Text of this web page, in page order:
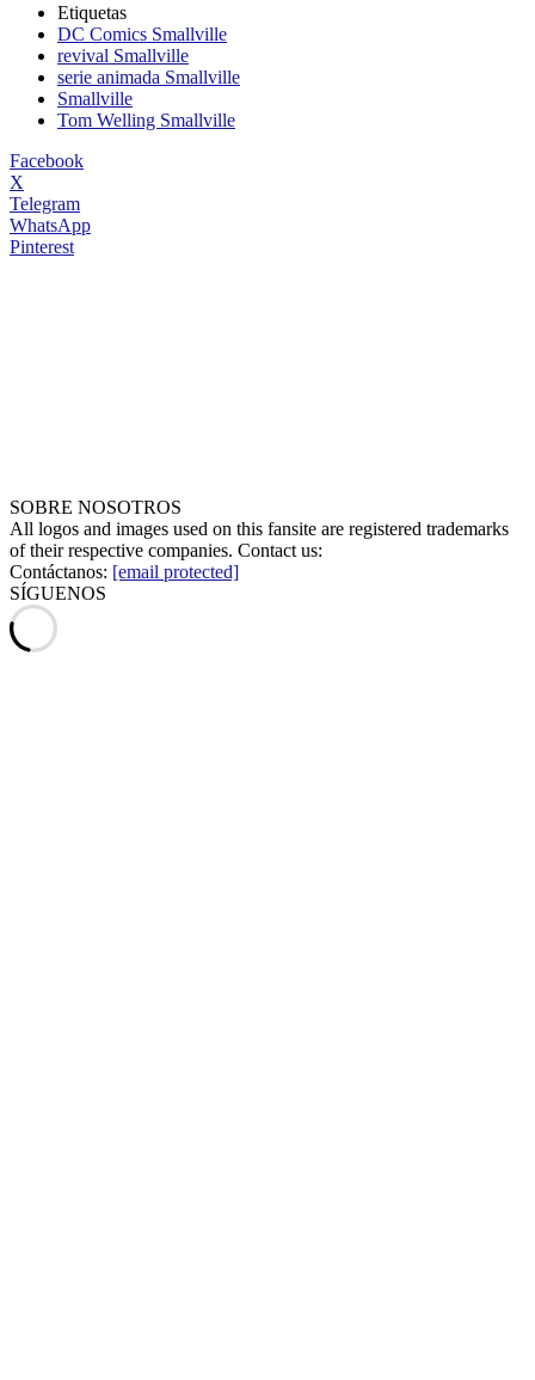
Etiquetas
DC Comics Smallville
revival Smallville
serie animada Smallville
Smallville
Tom Welling Smallville
Facebook
X
Telegram
WhatsApp
Pinterest
SOBRE NOSOTROS
All logos and images used on this fansite are registered trademarks
of their respective companies. Contact us:
Contáctanos: [email protected]
SÍGUENOS